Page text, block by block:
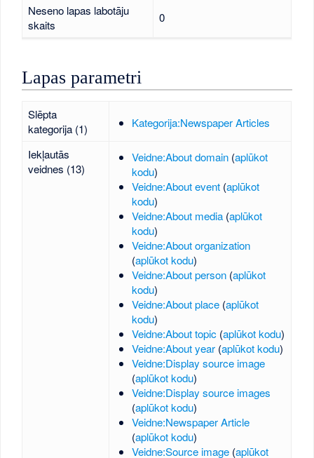
Neseno lapas labotāju
skaits
0
Lapas parametri
Slēpta
kategorija (1)
Kategorija:Newspaper Articles
Iekļautās
veidnes (13)
Veidne:About domain (aplūkot
kodu)
Veidne:About event (aplūkot
kodu)
Veidne:About media (aplūkot
kodu)
Veidne:About organization
(aplūkot kodu)
Veidne:About person (aplūkot
kodu)
Veidne:About place (aplūkot
kodu)
Veidne:About topic (aplūkot kodu)
Veidne:About year (aplūkot kodu)
Veidne:Display source image
(aplūkot kodu)
Veidne:Display source images
(aplūkot kodu)
Veidne:Newspaper Article
(aplūkot kodu)
Veidne:Source image (aplūkot